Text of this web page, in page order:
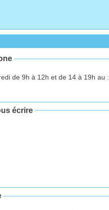
de 9h à 12h et de 14 à 19h au :
écrire